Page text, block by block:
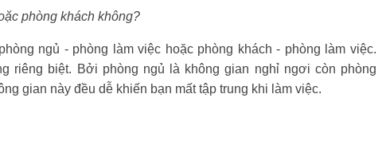
phòng khách không?
ngủ - phòng làm việc hoặc phòng khách - phòng làm việc.
riêng biệt. Bởi phòng ngủ là không gian nghỉ ngơi còn phòng
gian này đều dễ khiến bạn mất tập trung khi làm việc.